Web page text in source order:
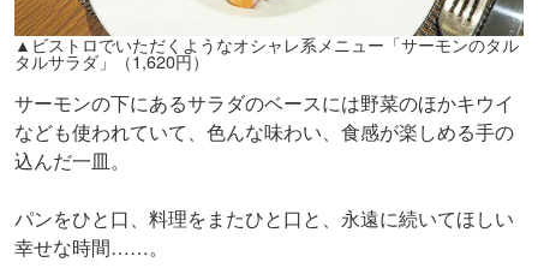
▲ビストロでいただくようなオシャレ系メニュー「サーモンのタル
タルサラダ」（1,620円）
サーモンの下にあるサラダのベースには野菜のほかキウイ
なども使われていて、色んな味わい、食感が楽しめる手の
込んだ一皿。
パンをひと口、料理をまたひと口と、永遠に続いてほしい
幸せな時間……。